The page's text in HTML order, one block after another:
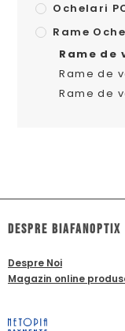
Ochelari
Rame
Rame de
Rame de
Rame de
dESPRE biafanoptix
Despre Noi
Magazin online